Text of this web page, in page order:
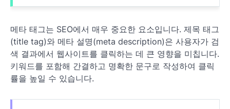
메타 태그는 SEO에서 매우 중요한 요소입니다. 제목 태그
(title tag)와 메타 설명(meta description)은 사용자가 검
색 결과에서 웹사이트를 클릭하는 데 큰 영향을 미칩니다.
키워드를 포함해 간결하고 명확한 문구로 작성하여 클릭
률을 높일 수 있습니다.